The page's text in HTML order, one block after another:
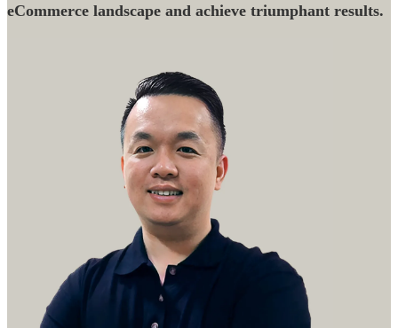
eCommerce landscape and achieve triumphant results.